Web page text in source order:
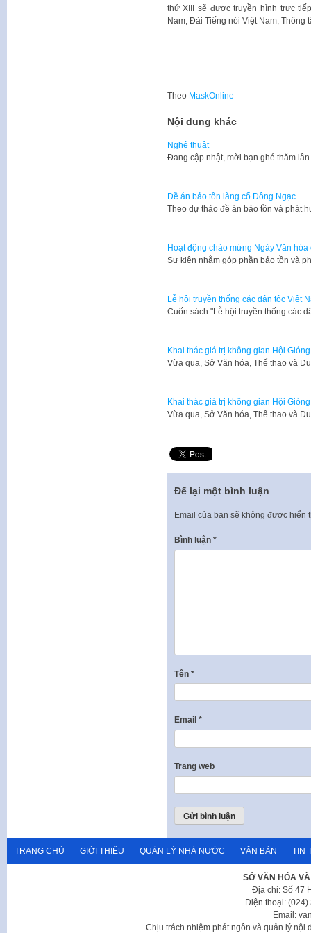
thứ XIII sẽ được truyền hình trực
Nam, Đài Tiếng nói Việt Nam, Thông
Theo MaskOnline
Nội dung khác
Nghệ thuật
​Đang cập nhật, mời bạn ghé thăm lần
Đề án bảo tồn làng cổ Đông Ngạc
​​Theo dự thảo đề án bảo tồn và phát
Hoạt động chào mừng Ngày Văn hóa
Sự kiện nhằm góp phần bảo tồn và
Lễ hội truyền thống các dân tộc Việt
​Cuốn sách "Lễ hội truyền thống các
Khai thác giá trị không gian Hội
​Vừa qua, Sở Văn hóa, Thể thao và
Khai thác giá trị không gian Hội
​Vừa qua, Sở Văn hóa, Thể thao và
Để lại một bình luận
Email của bạn sẽ không được hiển
Bình luận *
Tên *
Email *
Trang web
TRANG CHỦ GIỚI THIỆU QUẢN LÝ NHÀ NƯỚC VĂN BẢN TIN
SỞ VĂN HÓA
Địa chỉ: Số 47
Điện thoại: (024)
Email:
Chịu trách nhiệm phát ngôn và quản lý nội